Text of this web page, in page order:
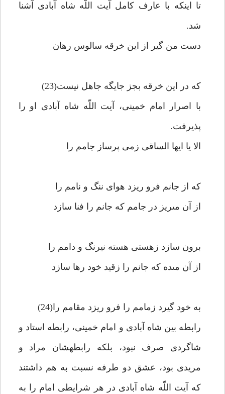
تا اينكه با عارف كامل آيت اللّه شاه آبادى آشنا
شد.
دست من گير از اين خرقه سالوس رهان‏
كه در اين خرقه بجز جايگه جاهل نيست(23)
با اصرار امام خمينى، آيت اللّه شاه آبادى او را
پذيرفت.
الا يا ايها الساقى زمى پرساز جامم را
كه از جانم فرو ريزد هواى ننگ و نامم را
از آن مى‏ريز در جامم كه جانم را فنا سازد
برون سازد زهستى هسته نيرنگ و دامم را
از آن مى‏ده كه جانم را زقيد خود رها سازد
به خود گيرد زمامم را فرو ريزد مقامم را(24)
رابطه بين شاه آبادى و امام خمينى، رابطه استاد و
شاگردى صرف نبود، بلكه رابطه‏شان مراد و
مريدى بود، عشق دو طرفه نسبت به هم داشتند
كه آيت اللّه شاه آبادى در هر شرايطى امام را به